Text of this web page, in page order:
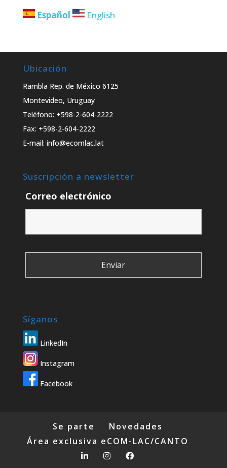
Español English
Ubicación
Rambla Rep. de México 6125
Montevideo, Uruguay
Teléfono: +598-2-604-2222
Fax: +598-2-604-2222
E-mail: info@ecomlac.lat
Suscripción a newsletter
Correo electrónico
Síganos
LinkedIn
Instagram
Facebook
Se parte
Novedades
Área exclusiva eCOM-LAC/CANTO